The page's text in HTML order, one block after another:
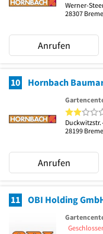
Werner-
28307
Anrufen
10 Hornbach
Duckwitzstr.
28199
Anrufen
11 OBI Holding